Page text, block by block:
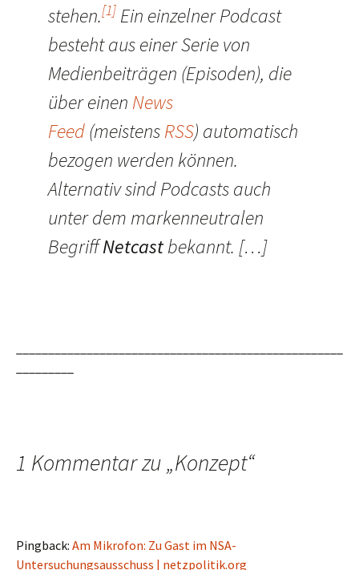
stehen.[1] Ein einzelner Podcast
besteht aus einer Serie von
Medienbeiträgen (Episoden), die
über einen News
Feed(meistensRSS) automatisch
bezogen werden können.
Alternativ sind Podcasts auch
unter dem markenneutralen
BegriffNetcastbekannt. […]
1 Kommentar zu „Konzept“
Pingback: Am Mikrofon: Zu Gast im NSA-
Untersuchungsausschuss | netzpolitik.org